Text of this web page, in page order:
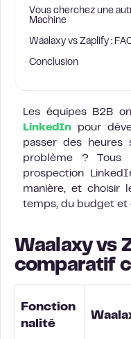
Vous cherchez une
Machine
Waalaxy vs Zaplify :
Conclusion
Les équipes B2B
LinkedIn pour
passer des heures
problème ?
prospection
manière, et choisir
temps, du budget et
Waalaxy vs
comparatif
Fonction
nalité